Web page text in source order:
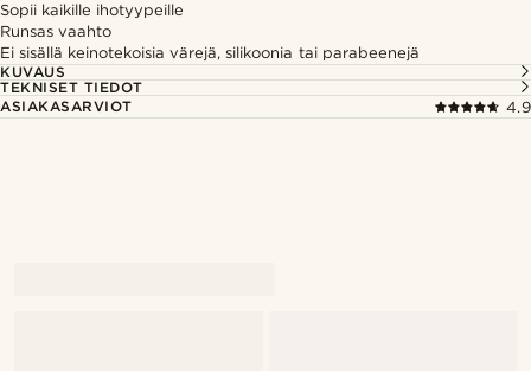
Sopii kaikille ihotyypeille
Runsas vaahto
Ei sisällä keinotekoisia värejä, silikoonia tai parabeenejä
KUVAUS
TEKNISET TIEDOT
ASIAKASARVIOT
4.9